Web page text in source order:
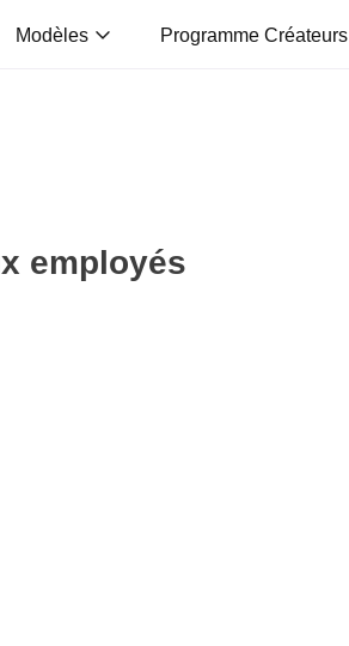
Modèles Programme Créateurs
employés